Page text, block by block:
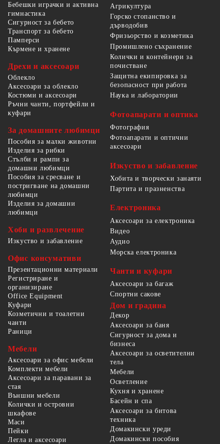
Бебешки играчки и активна
гимнастика
Сигурност за бебето
Транспорт за бебето
Памперси
Кърмене и хранене
Дрехи и аксесоари
Облекло
Аксесоари за облекло
Костюми и аксесоари
Ръчни чанти, портфейли и
куфари
За домашните любимци
Пособия за малки животни
Изделия за рибки
Стълби и рампи за
домашни любимци
Пособия за сресване и
постригване на домашни
любимци
Изделия за домашни
любимци
Хоби и развлечение
Изкуство и забавление
Офис консумативи
Презентационни материали
Регистриране и
организиране
Office Equipment
Агрикултура
Горско стопанство и
дърводобив
Фризьорство и козметика
Промишлено съхранение
Колички и контейнери за
почистване
Защитна екипировка за
безопасност при работа
Наука и лаборатории
Фотоапарати и оптика
Фотография
Фотоапарати и оптични
аксесоари
Изкуство и забавление
Хобита и творчески занаяти
Партита и празненства
Електроника
Аксесоари за електроника
Видео
Аудио
Морска електроника
Чанти и куфари
Аксесоари за багаж
Спортни сакове
Куфари
Козметични и тоалетни
чанти
Раници
Мебели
Аксесоари за офис мебели
Комплекти мебели
Аксесоари за паравани за
стая
Външни мебели
Колички и островни
шкафове
Маси
Пейки
Легла и аксесоари
Дом и градина
Декор
Аксесоари за баня
Сигурност за дома и
бизнеса
Аксесоари за осветителни
тела
Мебели
Осветление
Кухня и хранене
Басейн и спа
Аксесоари за битова
техника
Домакински уреди
Домакински пособия